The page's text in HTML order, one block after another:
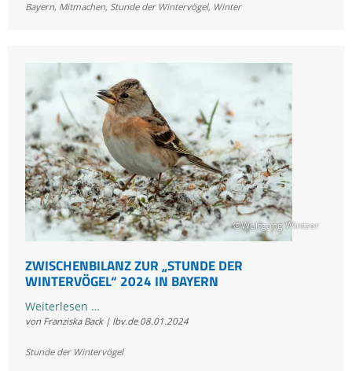
der
Gäste
in
Bayerns
Gärten
Bayern, Mitmachen, Stunde der Wintervögel, Winter
©Wolfgang Wintzer
ZWISCHENBILANZ ZUR „STUNDE DER
WINTERVÖGEL“ 2024 IN BAYERN
Weiterlesen …Zwischenbilanz
zur
der
von Franziska Back | lbv.de 08.01.2024
Stunde der Wintervögel